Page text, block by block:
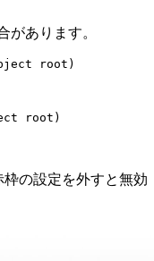
があります。
root)
root)
枠の設定を外すと無効